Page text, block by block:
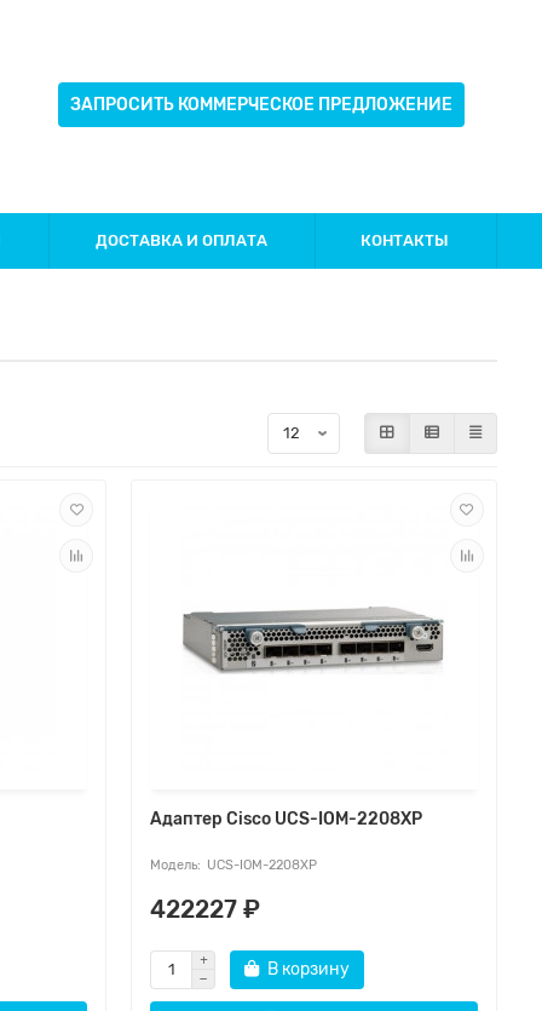
ЗАПРОСИТЬ КОММЕРЧЕСКОЕ ПРЕДЛОЖЕНИЕ
ДОСТАВКА И ОПЛАТА КОНТАКТЫ
Адаптер Cisco UCS-IOM-2208XP
UCS-IOM-2208XP
422227 ₽
В корзину